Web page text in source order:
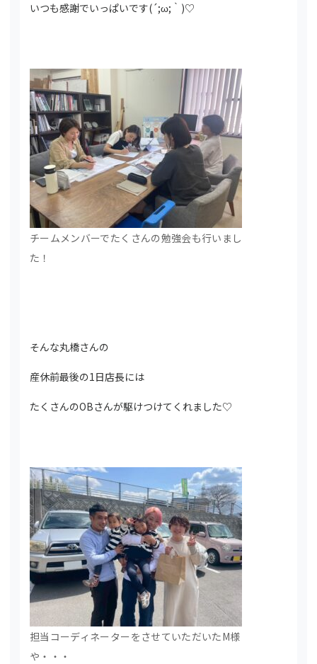
いつも感謝でいっぱいです(´;ω;｀)♡
チームメンバーでたくさんの勉強会も行いまし
た！
そんな丸橋さんの
産休前最後の1日店長には
たくさんのOBさんが駆けつけてくれました♡
担当コーディネーターをさせていただいたM様
や・・・